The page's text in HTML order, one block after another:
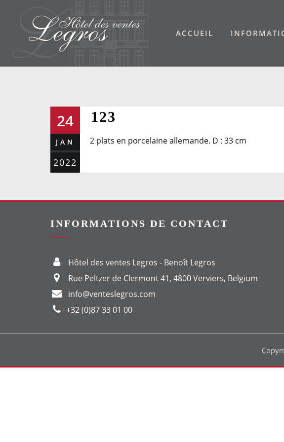
ACCUEIL
24
JAN
2022
123
2 plats en porcelaine allemande. D : 33 cm
INFORMATIONS DE CONTACT
Hôtel des ventes Legros - Benoît Legros
Rue Peltzer de Clermont 41, 4800 Verviers, Belgium
info@venteslegros.com
+32 (0)87 33 01 00